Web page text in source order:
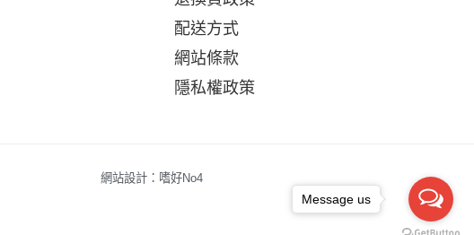
配送方式
網站條款
隱私權政策
網站設計：嗜好No4
Message us